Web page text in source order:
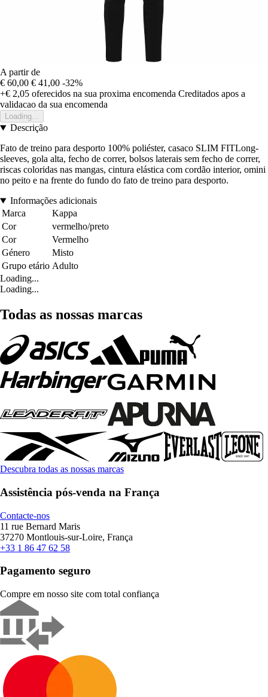
A partir de
€ 60,00 € 41,00 -32%
+€ 2,05 oferecidos na sua proxima encomenda Creditados apos a
validacao da sua encomenda
Loading...
Descrição
Fato de treino para desporto 100% poliéster, casaco SLIM FITLong-
sleeves, gola alta, fecho de correr, bolsos laterais sem fecho de correr,
riscas coloridas nas mangas, cintura elástica com cordão interior, omini
no peito e na frente do fundo do fato de treino para desporto.
Informações adicionais
Marca
Kappa
Cor
vermelho/preto
Cor
Vermelho
Género
Misto
Grupo etário Adulto
Loading...
Loading...
Todas as nossas marcas
Descubra todas as nossas marcas
Assistência pós-venda na França
Contacte-nos
11 rue Bernard Maris
37270 Montlouis-sur-Loire, França
+33 1 86 47 62 58
Pagamento seguro
Compre em nosso site com total confiança